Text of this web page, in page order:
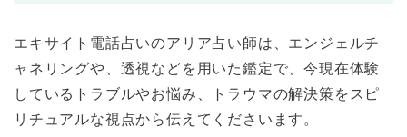
エキサイト電話占いのアリア占い師は、エンジェルチ
ャネリングや、透視などを用いた鑑定で、今現在体験
しているトラブルやお悩み、トラウマの解決策をスピ
リチュアルな視点から伝えてくださいます。